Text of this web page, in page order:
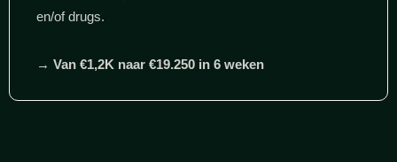
en/of drugs.
→ Van €1,2K naar €19.250 in 6 weken